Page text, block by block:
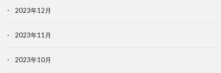
2023年12月
2023年11月
2023年10月